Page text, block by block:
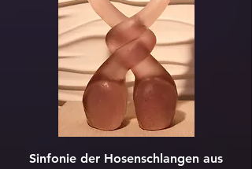
Sinfonie der Hosenschlangen aus